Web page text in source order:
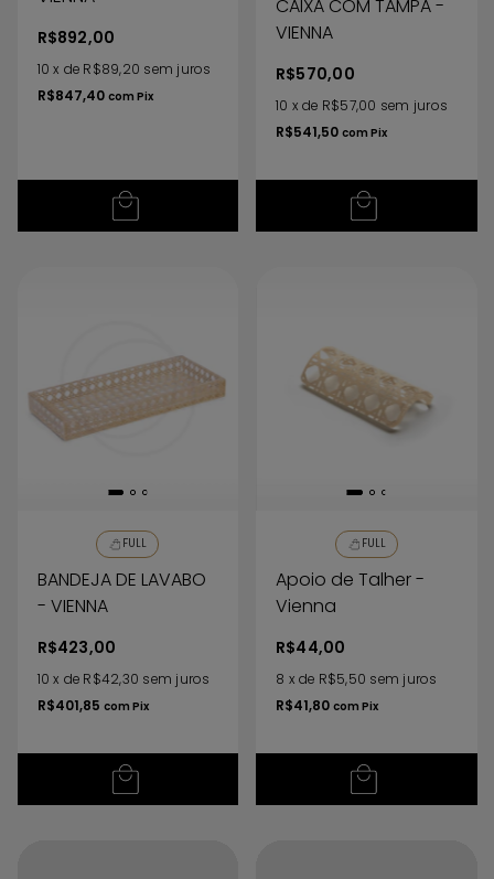
R$892,00
10 x de R$89,20 sem juros
R$847,40 com Pix
CAIXA COM TAMPA -
VIENNA
R$570,00
10 xde R$57,00 sem juros
R$541,50 com Pix
FULL
BANDEJA DE LAVABO
- VIENNA
R$423,00
10 x de R$42,30 sem juros
R$401,85 com Pix
FULL
Apoio de Talher -
Vienna
R$44,00
8 x de R$5,50 sem juros
R$41,80 com Pix